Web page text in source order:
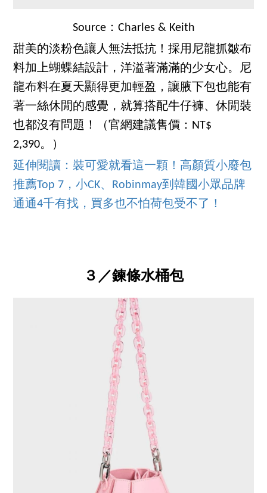
Source：Charles & Keith
甜美的淡粉色讓人無法抵抗！採用尼龍抓皺布
料加上蝴蝶結設計，洋溢著滿滿的少女心。尼
龍布料在夏天顯得更加輕盈，讓腋下包也能有
著一絲休閒的感覺，就算搭配牛仔褲、休閒裝
也都沒有問題！（官網建議售價：NT$
2,390。）
延伸閱讀：裝可愛就看這一顆！高顏質小廢包
推薦Top 7，小CK、Robinmay到韓國小眾品牌
通通4千有找，買多也不怕荷包受不了！
３／鍊條水桶包